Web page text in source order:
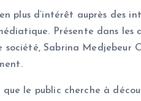
plus d’intérêt auprès des
Présente dans les
société, Sabrina Medjebeur
le public cherche à